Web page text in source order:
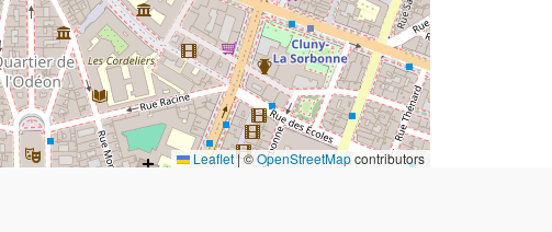
Leaflet|©OpenStreetMapcontributors